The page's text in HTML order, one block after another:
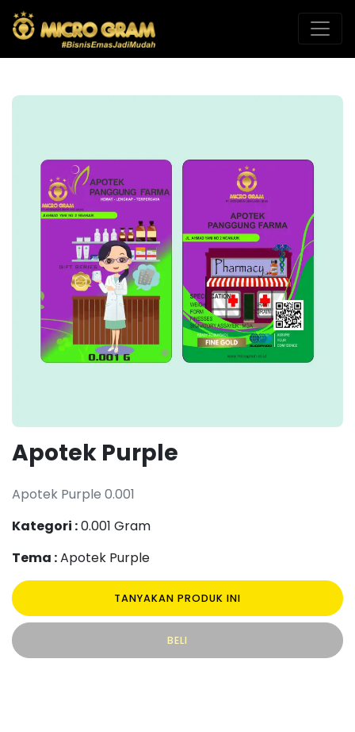
Apotek Purple
Apotek Purple 0.001
Kategori :0.001 Gram
Tema :Apotek Purple
TANYAKAN PRODUK INI
BELI